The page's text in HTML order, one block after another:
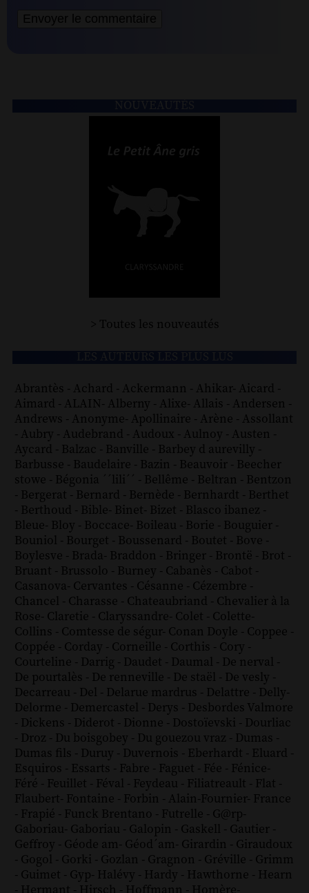
> Toutes les nouveautés
Abrantès - Achard - Ackermann - Ahikar- Aicard -
Aimard - ALAIN- Alberny - Alixe- Allais - Andersen -
Andrews - Anonyme- Apollinaire - Arène - Assollant
- Aubry - Audebrand - Audoux - Aulnoy - Austen -
Aycard - Balzac - Banville - Barbey d aurevilly -
Barbusse - Baudelaire - Bazin - Beauvoir - Beecher
stowe - Bégonia ´´lili´´ - Bellême - Beltran - Bentzon
- Bergerat - Bernard - Bernède - Bernhardt - Berthet
- Berthoud - Bible- Binet- Bizet - Blasco ibanez -
Bleue- Bloy - Boccace- Boileau - Borie - Bouguier -
Bouniol - Bourget - Boussenard - Boutet - Bove -
Boylesve - Brada- Braddon - Bringer - Brontë - Brot -
Bruant - Brussolo - Burney - Cabanès - Cabot -
Casanova- Cervantes - Césanne - Cézembre -
Chancel - Charasse - Chateaubriand - Chevalier à la
Rose- Claretie - Claryssandre- Colet - Colette-
Collins - Comtesse de ségur- Conan Doyle - Coppee -
Coppée - Corday - Corneille - Corthis - Cory -
Courteline - Darrig - Daudet - Daumal - De nerval -
De pourtalès - De renneville - De staël - De vesly -
Decarreau - Del - Delarue mardrus - Delattre - Delly-
Delorme - Demercastel - Derys - Desbordes Valmore
- Dickens - Diderot - Dionne - Dostoïevski - Dourliac
- Droz - Du boisgobey - Du gouezou vraz - Dumas -
Dumas fils - Duruy - Duvernois - Eberhardt - Eluard -
Esquiros - Essarts - Fabre - Faguet - Fée - Fénice-
Féré - Feuillet - Féval - Feydeau - Filiatreault - Flat -
Flaubert- Fontaine - Forbin - Alain-Fournier- France
- Frapié - Funck Brentano - Futrelle - G@rp-
Gaboriau- Gaboriau - Galopin - Gaskell - Gautier -
Geffroy - Géode am- Géod´am- Girardin - Giraudoux
- Gogol - Gorki - Gozlan - Gragnon - Gréville - Grimm
- Guimet - Gyp- Halévy - Hardy - Hawthorne - Hearn